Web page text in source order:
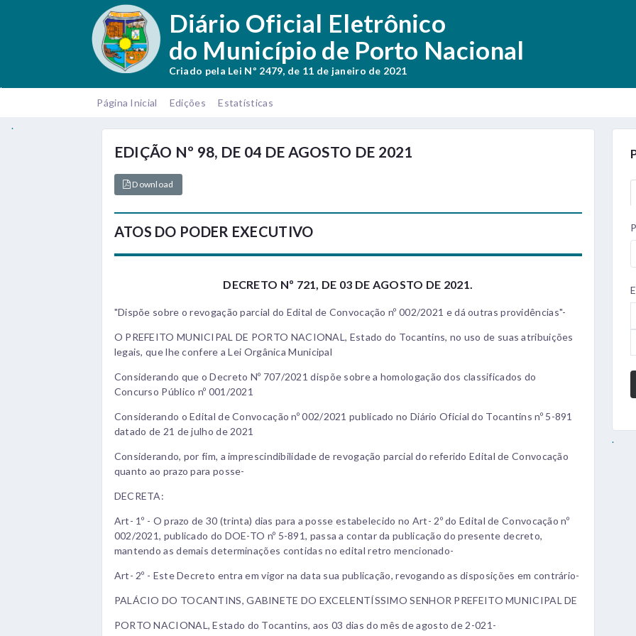
Diário Oficial Eletrônico
do Município de Porto Nacional
Criado pela Lei Nº 2479, de 11 de janeiro de 2021
.
Página Inicial
Edições Estatísticas
.
EDIÇÃO Nº 98, DE 04 DE AGOSTO DE 2021
Download
ATOS DO PODER EXECUTIVO
DECRETO Nº 721, DE 03 DE AGOSTO DE 2021.
"Dispõe sobre o revogação parcial do Edital de Convocação nº 002/2021 e dá outras providências"-
O PREFEITO MUNICIPAL DE PORTO NACIONAL, Estado do Tocantins, no uso de suas atribuições
legais, que lhe confere a Lei Orgânica Municipal
Considerando que o Decreto Nº 707/2021 dispõe sobre a homologação dos classificados do
Concurso Público nº 001/2021
Considerando o Edital de Convocação nº 002/2021 publicado no Diário Oficial do Tocantins nº 5-891
datado de 21 de julho de 2021
Considerando, por fim, a imprescindibilidade de revogação parcial do referido Edital de Convocação
quanto ao prazo para posse-
DECRETA:
Art- 1º - O prazo de 30 (trinta) dias para a posse estabelecido no Art- 2º do Edital de Convocação nº
002/2021, publicado do DOE-TO nº 5-891, passa a contar da publicação do presente decreto,
mantendo as demais determinações contidas no edital retro mencionado-
Art- 2º - Este Decreto entra em vigor na data sua publicação, revogando as disposições em contrário-
PALÁCIO DO TOCANTINS, GABINETE DO EXCELENTÍSSIMO SENHOR PREFEITO MUNICIPAL DE
PORTO NACIONAL, Estado do Tocantins, aos 03 dias do mês de agosto de 2-021-
.